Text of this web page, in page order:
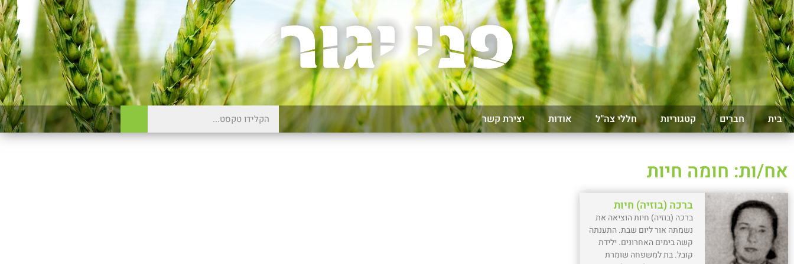
בית חברים קטגוריות חללי צה"ל אודות יצירת קשר
אח/ות: חומה חיות
ברכה (בוזיה) חיות
ברכה (בוזיה) חיות הוציאה את
נשמתה אור ליום שבת. התענתה
קשה בימים האחרונים. ילידת
קובל. בת למשפחה שומרת